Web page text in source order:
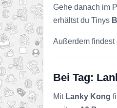
Gehe danach im
erhältst du Tinys
Außerdem findest
Bei Tag:
Mit Lanky Kong